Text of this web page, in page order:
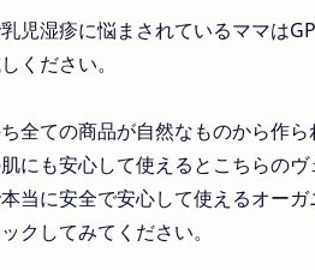
児湿疹に悩まされているママは
ください。
全ての商品が自然なものから作
にも安心して使えるとこちらの
当に安全で安心して使えるオー
クしてみてください。